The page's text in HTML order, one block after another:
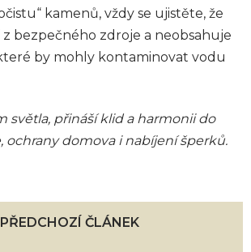
kamenů, vždy se ujistěte, že
bezpečného zdroje a neobsahuje
by mohly kontaminovat vodu
světla, přináší klid a harmonii do
ochrany domova i nabíjení šperků.
PŘEDCHOZÍ ČLÁNEK